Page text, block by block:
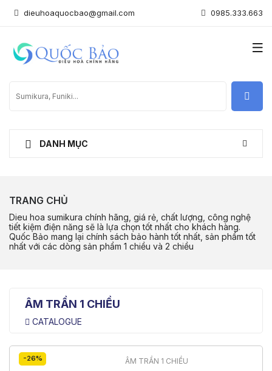
dieuhoaquocbao@gmail.com 0985.333.663
DANH MỤC
TRANG CHỦ
Dieu hoa sumikura chính hãng, giá rẻ, chất lượng, công nghệ
tiết kiệm điện năng sẽ là lựa chọn tốt nhất cho khách hàng.
Quốc Bảo mang lại chính sách bảo hành tốt nhất, sản phẩm tốt
nhất với các dòng sản phẩm 1 chiều và 2 chiều
ÂM TRẦN 1 CHIỀU
CATALOGUE
-26% ÂM TRẦN 1 CHIỀU